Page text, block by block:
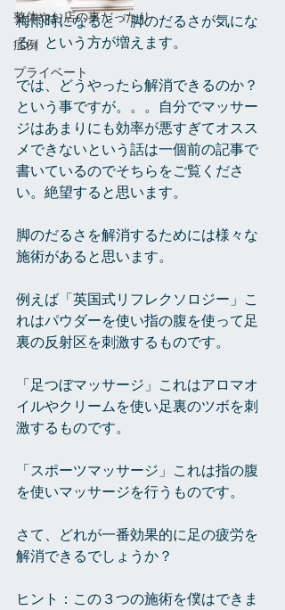
整体やお店の事だったり
症例
プライベート
梅雨時になると「脚のだるさが気にな
る」という方が増えます。
では、どうやったら解消できるのか？
という事ですが。。。自分でマッサー
ジはあまりにも効率が悪すぎてオスス
メできないという話は一個前の記事で
書いているのでそちらをご覧くださ
い。絶望すると思います。
脚のだるさを解消するためには様々な
施術があると思います。
例えば「英国式リフレクソロジー」こ
れはパウダーを使い指の腹を使って足
裏の反射区を刺激するものです。
「足つぼマッサージ」これはアロマオ
イルやクリームを使い足裏のツボを刺
激するものです。
「スポーツマッサージ」これは指の腹
を使いマッサージを行うものです。
さて、どれが一番効果的に足の疲労を
解消できるでしょうか？
ヒント：この３つの施術を僕はできま